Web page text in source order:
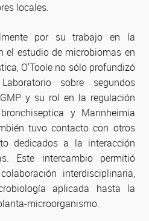
locales.
por su trabajo en la
el estudio de microbiomas en
O'Toole no sólo profundizó
sobre segundos
y su rol en la regulación
y Mannheimia
tuvo contacto con otros
dedicados a la interacción
Este intercambio permitió
interdisciplinaria,
aplicada hasta la
microorganismo.